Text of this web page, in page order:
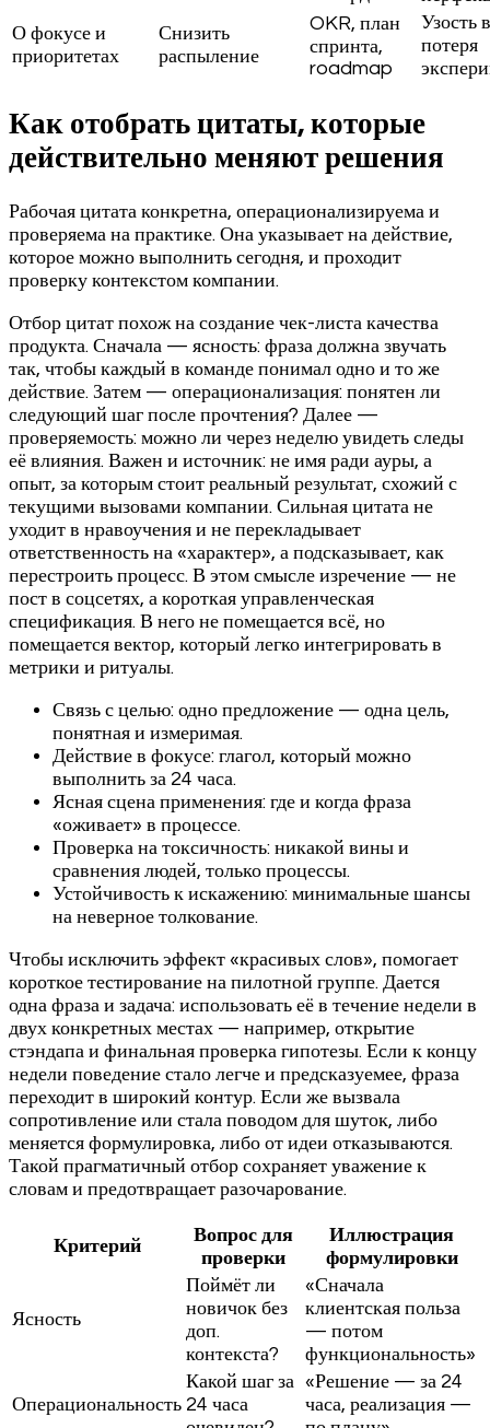
О фокусе и
приоритетах
Снизить
распыление
OKR, план
спринта,
roadmap
Узость
потеря
Как отобрать цитаты, которые
действительно меняют решения
Рабочая цитата конкретна, операционализируема и
проверяема на практике. Она указывает на действие,
которое можно выполнить сегодня, и проходит
проверку контекстом компании.
Отбор цитат похож на создание чек-листа качества
продукта. Сначала — ясность: фраза должна звучать
так, чтобы каждый в команде понимал одно и то же
действие. Затем — операционализация: понятен ли
следующий шаг после прочтения? Далее —
проверяемость: можно ли через неделю увидеть следы
её влияния. Важен и источник: не имя ради ауры, а
опыт, за которым стоит реальный результат, схожий с
текущими вызовами компании. Сильная цитата не
уходит в нравоучения и не перекладывает
ответственность на «характер», а подсказывает, как
перестроить процесс. В этом смысле изречение — не
пост в соцсетях, а короткая управленческая
спецификация. В него не помещается всё, но
помещается вектор, который легко интегрировать в
метрики и ритуалы.
Связь с целью: одно предложение — одна цель,
понятная и измеримая.
Действие в фокусе: глагол, который можно
выполнить за 24 часа.
Ясная сцена применения: где и когда фраза
«оживает» в процессе.
Проверка на токсичность: никакой вины и
сравнения людей, только процессы.
Устойчивость к искажению: минимальные шансы
на неверное толкование.
Чтобы исключить эффект «красивых слов», помогает
короткое тестирование на пилотной группе. Дается
одна фраза и задача: использовать её в течение недели в
двух конкретных местах — например, открытие
стэндапа и финальная проверка гипотезы. Если к концу
недели поведение стало легче и предсказуемее, фраза
переходит в широкий контур. Если же вызвала
сопротивление или стала поводом для шуток, либо
меняется формулировка, либо от идеи отказываются.
Такой прагматичный отбор сохраняет уважение к
словам и предотвращает разочарование.
Критерий
Вопрос для
проверки
Иллюстрация
формулировки
Ясность
Поймёт ли
новичок без
доп.
контекста?
«Сначала
клиентская польза
— потом
функциональность»
Операциональность
Какой шаг за
24 часа
«Решение — за 24
часа, реализация —